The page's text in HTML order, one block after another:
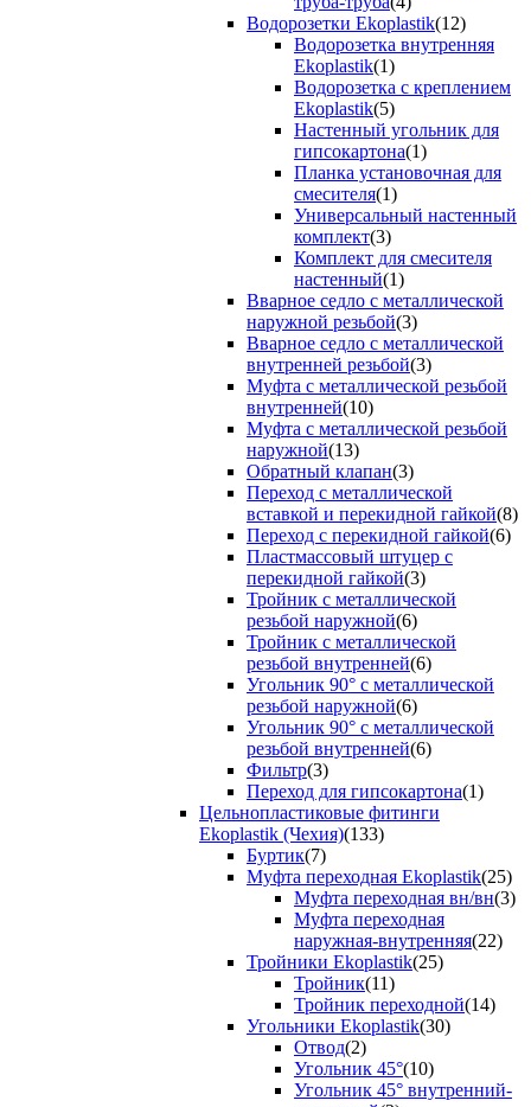
Водорозетки Ekoplastik(12)
Водорозетка внутренняя
Ekoplastik(1)
Водорозетка с креплением
Ekoplastik(5)
Настенный угольник для
гипсокартона(1)
Планка установочная для
смесителя(1)
Универсальный настенный
комплект(3)
Комплект для смесителя
настенный(1)
Вварное седло с металлической
наружной резьбой(3)
Вварное седло с металлической
внутренней резьбой(3)
Муфта с металлической резьбой
внутренней(10)
Муфта с металлической резьбой
наружной(13)
Обратный клапан(3)
Переход с металлической
вставкой и перекидной гайкой(8)
Переход с перекидной гайкой(6)
Пластмассовый штуцер с
перекидной гайкой(3)
Тройник с металлической
резьбой наружной(6)
Тройник с металлической
резьбой внутренней(6)
Угольник 90° с металлической
резьбой наружной(6)
Угольник 90° с металлической
резьбой внутренней(6)
Фильтр(3)
Переход для гипсокартона(1)
Цельнопластиковые фитинги
Ekoplastik (Чехия)(133)
Буртик(7)
Муфта переходная Ekoplastik(25)
Муфта переходная вн/вн(3)
Муфта переходная
наружная-внутренняя(22)
Тройники Ekoplastik(25)
Тройник(11)
Тройник переходной(14)
Угольники Ekoplastik(30)
Отвод(2)
Угольник 45°(10)
Угольник 45° внутренний-